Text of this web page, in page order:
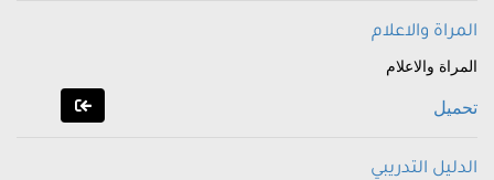
المراة والاعلام
المراة والاعلام
تحميل
الدليل التدريبي